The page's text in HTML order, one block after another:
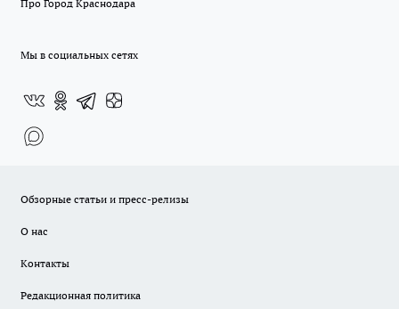
Про Город Краснодара
Мы в социальных сетях
Обзорные статьи и пресс-релизы
О нас
Контакты
Редакционная политика